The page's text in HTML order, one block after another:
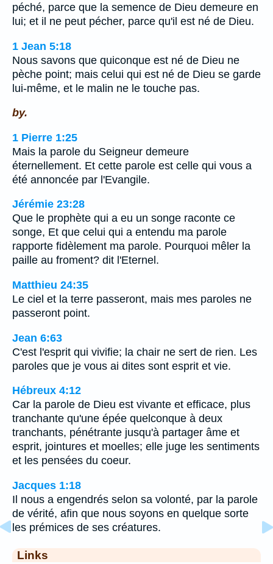
péché, parce que la semence de Dieu demeure en
lui; et il ne peut pécher, parce qu'il est né de Dieu.
1 Jean 5:18
Nous savons que quiconque est né de Dieu ne
pèche point; mais celui qui est né de Dieu se garde
lui-même, et le malin ne le touche pas.
by.
1 Pierre 1:25
Mais la parole du Seigneur demeure
éternellement. Et cette parole est celle qui vous a
été annoncée par l'Evangile.
Jérémie 23:28
Que le prophète qui a eu un songe raconte ce
songe, Et que celui qui a entendu ma parole
rapporte fidèlement ma parole. Pourquoi mêler la
paille au froment? dit l'Eternel.
Matthieu 24:35
Le ciel et la terre passeront, mais mes paroles ne
passeront point.
Jean 6:63
C'est l'esprit qui vivifie; la chair ne sert de rien. Les
paroles que je vous ai dites sont esprit et vie.
Hébreux 4:12
Car la parole de Dieu est vivante et efficace, plus
tranchante qu'une épée quelconque à deux
tranchants, pénétrante jusqu'à partager âme et
esprit, jointures et moelles; elle juge les sentiments
et les pensées du coeur.
Jacques 1:18
Il nous a engendrés selon sa volonté, par la parole
de vérité, afin que nous soyons en quelque sorte
les prémices de ses créatures.
Links